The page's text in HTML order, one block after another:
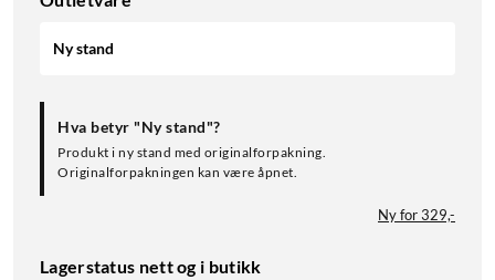
Ny stand
Hva betyr "Ny stand"?
Produkt i ny stand med originalforpakning.
Originalforpakningen kan være åpnet.
Ny for 329,-
Lagerstatus nett og i butikk